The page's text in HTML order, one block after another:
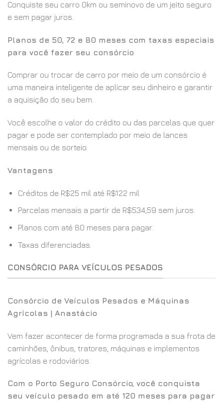
Conquiste seu carro 0km ou seminovo de um jeito seguro
e sem pagar juros.
Planos de 50, 72 e 80 meses com taxas especiais
para você fazer seu consórcio
Comprar ou trocar de carro por meio de um consórcio é
uma maneira inteligente de aplicar seu dinheiro e garantir
a aquisição do seu bem.
Você escolhe o valor do crédito ou das parcelas que quer
pagar e pode ser contemplado por meio de lances
mensais ou de sorteio.
Vantagens
Créditos de R$25 mil até R$122 mil
Parcelas mensais a partir de R$534,59 sem juros.
Planos com até 80 meses para pagar.
Taxas diferenciadas.
CONSÓRCIO PARA VEÍCULOS PESADOS
Consórcio de Veículos Pesados e Máquinas
Agrícolas | Anastácio
Vem fazer acontecer de forma programada a sua frota de
caminhões, ônibus, tratores, máquinas e implementos
agrícolas e rodoviários.
Com o Porto Seguro Consórcio, você conquista
seu veículo pesado em até 120 meses para pagar